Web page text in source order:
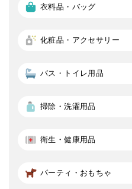
衣料品・バッグ
化粧品・アクセサリー
バス・トイレ用品
掃除・洗濯用品
衛生・健康用品
パーティ・おもちゃ